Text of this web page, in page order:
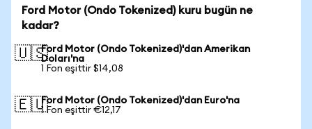
Ford Motor (Ondo Tokenized) kuru bugün ne
kadar?
🇺🇸Ford Motor (Ondo Tokenized)'dan Amerikan
Doları'na
1 Fon eşittir $14,08
🇪🇺Ford Motor (Ondo Tokenized)'dan Euro'na
1 Fon eşittir €12,17